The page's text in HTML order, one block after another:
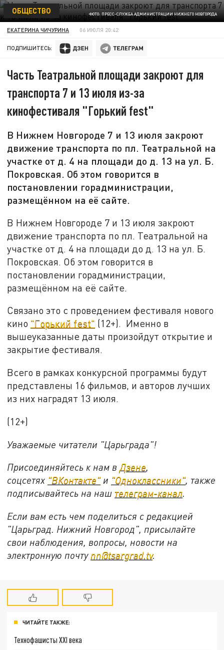
ФОТО: ПРЕСС-СЛУЖБА АДМИНИСТРАЦИИ НИЖНЕГО НОВГОРОДА
ОБЩЕСТВО
ЕКАТЕРИНА ЧИЧУРИНА 06 ИЮЛЯ 20:42
ПОДПИШИТЕСЬ:
Часть Театральной площади закроют для
транспорта 7 и 13 июля из-за
кинофестиваля "Горький fest"
В Нижнем Новгороде 7 и 13 июля закроют
движение транспорта по пл. Театральной на
участке от д. 4 на площади до д. 13 на ул. Б.
Покровская. Об этом говорится в
постановлении горадминистрации,
размещённом на её сайте.
В Нижнем Новгороде 7 и 13 июля закроют
движение транспорта по пл. Театральной на
участке от д. 4 на площади до д. 13 на ул. Б.
Покровская. Об этом говорится в
постановлении горадминистрации,
размещённом на её сайте.
Связано это с проведением фестиваля нового
кино "Горький fest" (12+). Именно в
вышеуказанные даты произойдут открытие и
закрытие фестиваля.
Всего в рамках конкурсной программы будут
представлены 16 фильмов, и авторов лучших
из них наградят 13 июля.
(12+)
Уважаемые читатели "Царьграда"!
Присоединяйтесь к нам вДзене,
соцсетях "ВКонтакте" и "Одноклассники", также
подписывайтесь на наш телеграм-канал.
Если вам есть чем поделиться с редакцией
"Царьград. Нижний Новгород", присылайте
свои наблюдения, вопросы, новости на
электронную почту nn@tsargrad.tv.
ЧИТАЙТЕ ТАКЖЕ:
Технофашисты XXI века